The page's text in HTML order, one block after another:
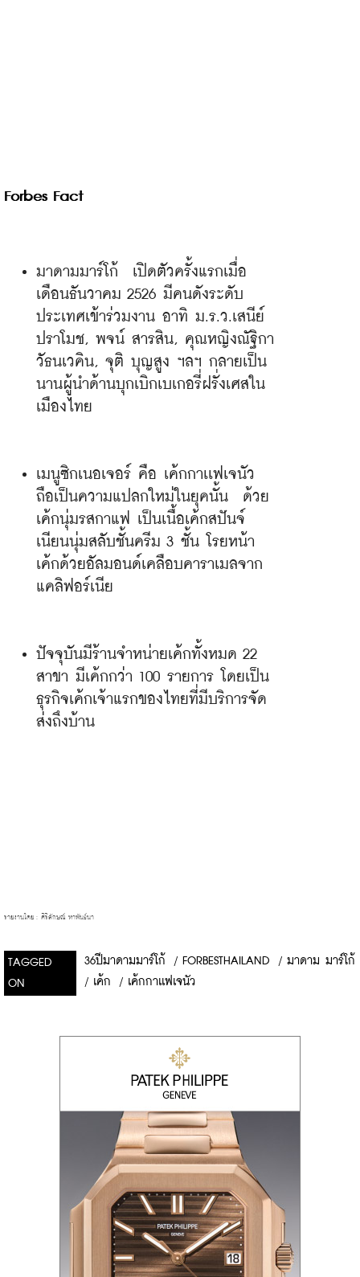
Forbes Fact
มาดามมาร์โก้  เปิดตัวครั้งแรกเมื่อ
เดือนธันวาคม 2526 มีคนดังระดับ
ประเทศเข้าร่วมงาน อาทิ ม.ร.ว.เสนีย์
ปราโมช, พจน์ สารสิน, คุณหญิงณัฐิกา
วัธนเวคิน, จุติ บุญสูง ฯลฯ กลายเป็น
นานผู้นำด้านบุกเบิกเบเกอรี่ฝรั่งเศสใน
เมืองไทย
เมนูซิกเนอเจอร์ คือ เค้กกาเเฟเจนัว
ถือเป็นความแปลกใหม่ในยุคนั้น  ด้วย
เค้กนุ่มรสกาแฟ เป็นเนื้อเค้กสปันจ์
เนียนนุ่มสลับชั้นครีม 3 ชั้น โรยหน้า
เค้กด้วยอัลมอนด์เคลือบคาราเมลจาก
แคลิฟอร์เนีย
ปัจจุบันมีร้านจำหน่ายเค้กทั้งหมด 22
สาขา มีเค้กกว่า 100 รายการ โดยเป็น
ธุรกิจเค้กเจ้าแรกของไทยที่มีบริการจัด
ส่งถึงบ้าน
รายงานโดย : ศิริลักษณ์ หาพันธ์นา
TAGGED
ON
36ปีมาดามมาร์โก้ / FORBESTHAILAND / มาดาม มาร์โก้
/ เค้ก / เค้กกาเเฟเจนัว